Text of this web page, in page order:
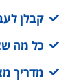
קבלן
כל מה
מדריך